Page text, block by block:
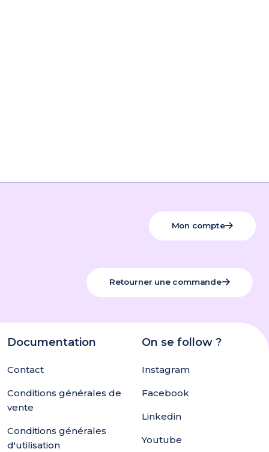
Mon compte
Retourner une commande
Documentation
Contact
Conditions générales de
vente
Conditions générales
d'utilisation
On se follow ?
Instagram
Facebook
Linkedin
Youtube